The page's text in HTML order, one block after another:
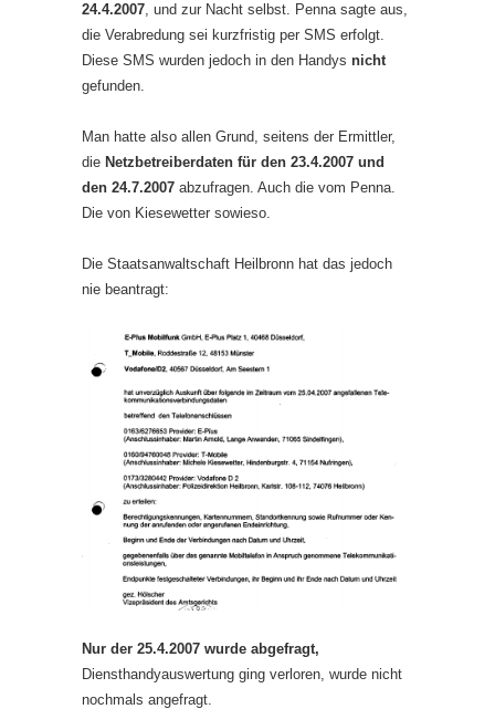
24.4.2007, und zur Nacht selbst. Penna sagte aus,
die Verabredung sei kurzfristig per SMS erfolgt.
Diese SMS wurden jedoch in den Handys nicht
gefunden.
Man hatte also allen Grund, seitens der Ermittler,
die Netzbetreiberdaten für den 23.4.2007 und
den 24.7.2007 abzufragen. Auch die vom Penna.
Die von Kiesewetter sowieso.
Die Staatsanwaltschaft Heilbronn hat das jedoch
nie beantragt:
Nur der 25.4.2007 wurde abgefragt,
Diensthandyauswertung ging verloren, wurde nicht
nochmals angefragt.